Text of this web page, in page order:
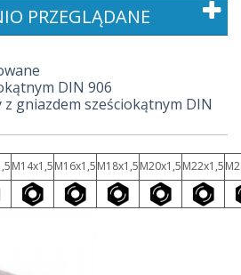
PRZEGLĄDANE
DIN 906
gniazdem sześciokątnym DIN
M14x1,5M16x1,5M18x1,5M20x1,5M22x1,5